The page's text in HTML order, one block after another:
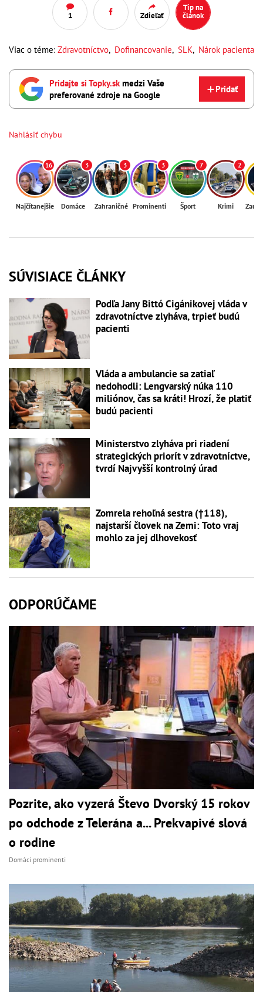
1 Zdieľať
Tip na
článok
Viac o téme: Zdravotníctvo, Dofinancovanie, SLK, Nárok pacienta
Pridajte si Topky.sk medzi Vaše
preferované zdroje na Google
Pridať
Nahlásiť chybu
16
Najčítanejšie
3
Domáce
3
Zahraničné
3
Prominenti
7
Šport
2
Krimi
SÚVISIACE ČLÁNKY
Podľa Jany Bittó Cigánikovej vláda v
zdravotníctve zlyháva, trpieť budú
pacienti
Vláda a ambulancie sa zatiaľ
nedohodli: Lengvarský núka 110
miliónov, čas sa kráti! Hrozí, že platiť
budú pacienti
Ministerstvo zlyháva pri riadení
strategických priorít v zdravotníctve,
tvrdí Najvyšší kontrolný úrad
Zomrela rehoľná sestra (†118),
najstarší človek na Zemi: Toto vraj
mohlo za jej dlhovekosť
ODPORÚČAME
Pozrite, ako vyzerá Števo Dvorský 15 rokov
po odchode z Telerána a... Prekvapivé slová
o rodine
Domáci prominenti